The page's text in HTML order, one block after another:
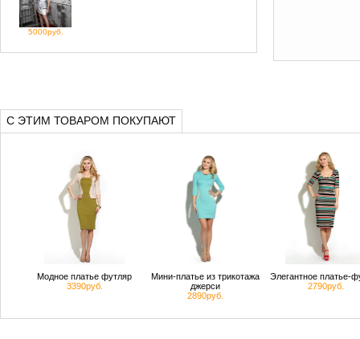
5000руб.
С ЭТИМ ТОВАРОМ ПОКУПАЮТ
Модное платье футляр
3390руб.
Мини-платье из трикотажа
джерси
2890руб.
Элегантное платье-
2790руб.